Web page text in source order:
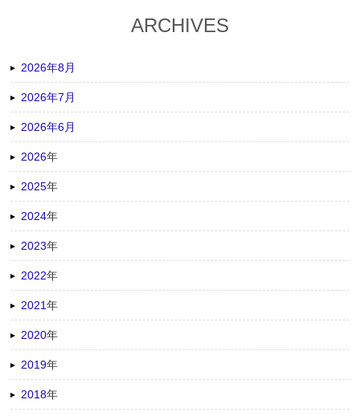
ARCHIVES
2026年8月
2026年7月
2026年6月
2026年
2025年
2024年
2023年
2022年
2021年
2020年
2019年
2018年